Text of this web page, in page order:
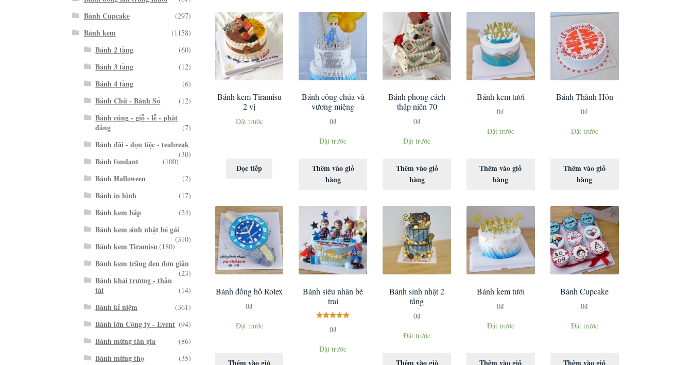
Bánh kem Tiramisu
2 vị
Đặt trước
Đọc tiếp
Bánh công chúa và
vương miệng
0₫
Đặt trước
Thêm vào giỏ
hàng
Bánh phong cách
thập niên 70
0₫
Đặt trước
Thêm vào giỏ
hàng
Bánh kem tươi
0₫
Đặt trước
Thêm vào giỏ
hàng
Bánh Thành Hôn
0₫
Đặt trước
Thêm vào giỏ
hàng
Bánh đồng hồ Rolex
0₫
Đặt trước
Thêm vào giỏ
Bánh siêu nhân bé
trai
hạng5.00
0₫
Đặt trước
Bánh sinh nhật 2
tầng
0₫
Đặt trước
Thêm vào giỏ
Bánh kem tươi
0₫
Đặt trước
Thêm vào giỏ
Bánh Cupcake
0₫
Đặt trước
Thêm vào giỏ
Bánh Cupcake (297)
Bánh kem (1158)
Bánh 2 tầng (60)
Bánh 3 tầng (12)
Bánh 4 tầng (6)
Bánh Chữ - Bánh Số (12)
Bánh cúng - giỗ - lễ - phật
đảng
(7)
Bánh đãi - dọn tiệc - teabreak
(30)
Bánh fondant (100)
Bánh Halloween (2)
Bánh in hình (17)
Bánh kem bắp (24)
Bánh kem sinh nhật bé gái
(310)
Bánh kem Tiramisu(180)
Bánh kem trắng đen đơn giản
(23)
Bánh khai trương - thần
tài
(14)
Bánh kỉ niệm (361)
Bánh lớn Công ty - Event (94)
Bánh mừng tân gia (86)
Bánh mừng thọ (35)